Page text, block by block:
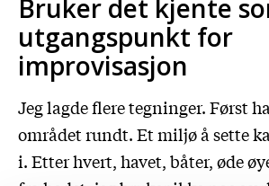
Bruker det kjente
utgangspunkt for
improvisasjon
Jeg lagde flere tegninger. Først
området rundt. Et miljø å sette
i. Etter hvert, havet, båter, øde